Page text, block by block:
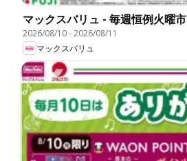
マックスバリュ - 毎週恒例火曜市
2026/08/10-2026/08/11
マックスバリュ